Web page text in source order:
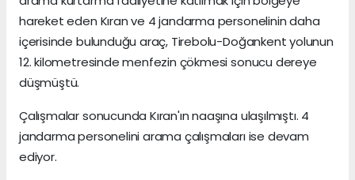
hareket eden Kıran ve 4 jandarma personelinin daha
içerisinde bulunduğu araç, Tirebolu-Doğankent yolunun
12. kilometresinde menfezin çökmesi sonucu dereye
düşmüştü.
Çalışmalar sonucunda Kıran'ın naaşına ulaşılmıştı. 4
jandarma personelini arama çalışmaları ise devam
ediyor.